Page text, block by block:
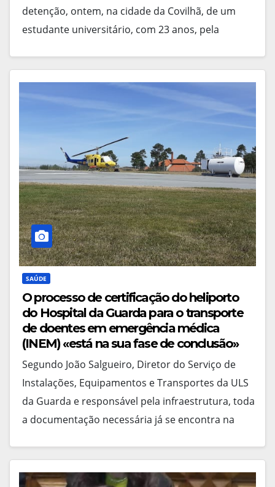
detenção, ontem, na cidade da Covilhã, de um
estudante universitário, com 23 anos, pela
SAÚDE
O processo de certificação do heliporto
do Hospital da Guarda para o transporte
de doentes em emergência médica
(INEM) «está na sua fase de conclusão»
Segundo João Salgueiro, Diretor do Serviço de
Instalações, Equipamentos e Transportes da ULS
da Guarda e responsável pela infraestrutura, toda
a documentação necessária já se encontra na